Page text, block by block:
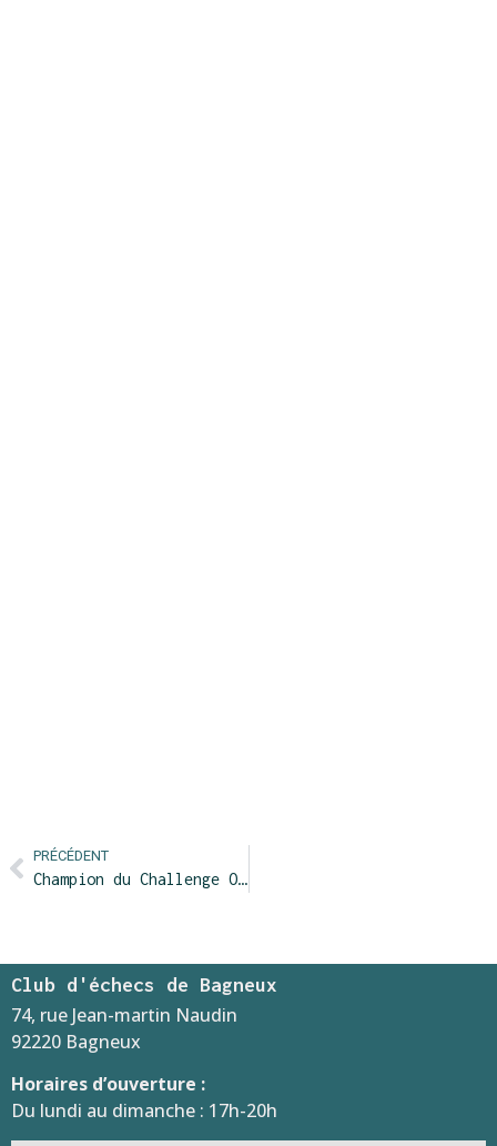
PRÉCÉDENT
Champion du Challenge Olivier Delpech !
Club d'échecs de Bagneux
74, rue Jean-martin Naudin
92220 Bagneux
Horaires d’ouverture :
Du lundi au dimanche : 17h-20h